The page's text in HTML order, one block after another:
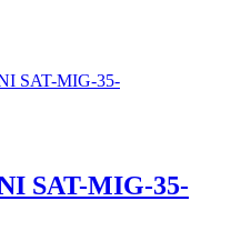
SAT-MIG-35-